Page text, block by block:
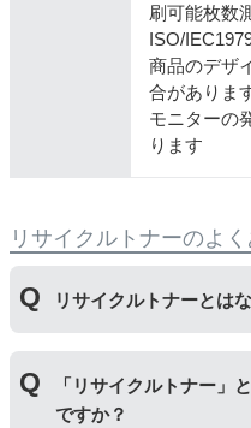
刷可能枚数
ISO/
商品のデザ
合がありま
モニターの
ります
リサイクルトナーのよ
リサイクルトナーとは
にて洗浄やトナー(粉)
いる商品です。
「リサイクルトナー」
ですか？